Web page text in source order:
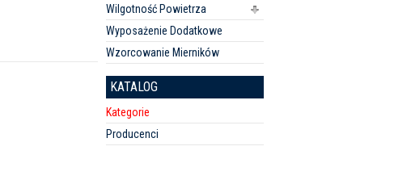
Wilgotność Powietrza
Wyposażenie Dodatkowe
Wzorcowanie Mierników
KATALOG
Kategorie
Producenci